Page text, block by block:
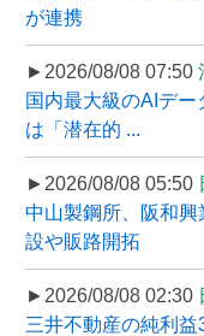
が連携
►2026/08/08 07:50
国内最大級のAIデ
は「潜在的 ...
►2026/08/08 05:50
中山製鋼所、阪和
設や販路開拓
►2026/08/08 02:30
三井不動産の純利